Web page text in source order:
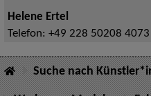
Helene Ertel
Telefon: +49 228 50208 4073
Suche nach